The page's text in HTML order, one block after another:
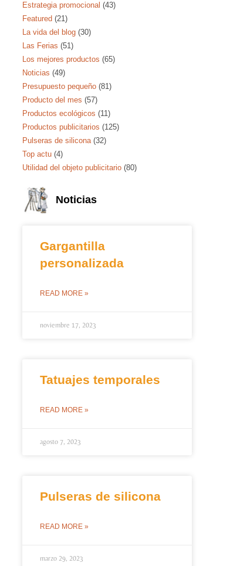
Estrategia promocional (43)
Featured (21)
La vida del blog (30)
Las Ferias (51)
Los mejores productos (65)
Noticias (49)
Presupuesto pequeño (81)
Producto del mes (57)
Productos ecológicos (11)
Productos publicitarios (125)
Pulseras de silicona (32)
Top actu (4)
Utilidad del objeto publicitario (80)
Noticias
Gargantilla
personalizada
READ MORE »
noviembre 17, 2023
Tatuajes temporales
READ MORE »
agosto 7, 2023
Pulseras de silicona
READ MORE »
marzo 29, 2023